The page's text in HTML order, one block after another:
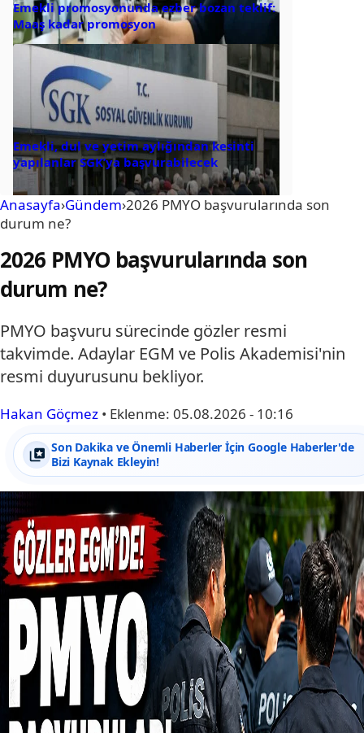
Emekli promosyonunda ezber bozan teklif:
Maaş kadar promosyon
Emekli, dul ve yetim aylığından kesinti
yapılanlar SGK’ya başvurabilecek
Anasayfa›Gündem›2026 PMYO başvurularında son
durum ne?
2026 PMYO başvurularında son
durum ne?
PMYO başvuru sürecinde gözler resmi
takvimde. Adaylar EGM ve Polis Akademisi'nin
resmi duyurusunu bekliyor.
Hakan Göçmez • Eklenme: 05.08.2026 - 10:16
Son Dakika ve Önemli Haberler İçin Google Haberler'de
Bizi Kaynak Ekleyin!